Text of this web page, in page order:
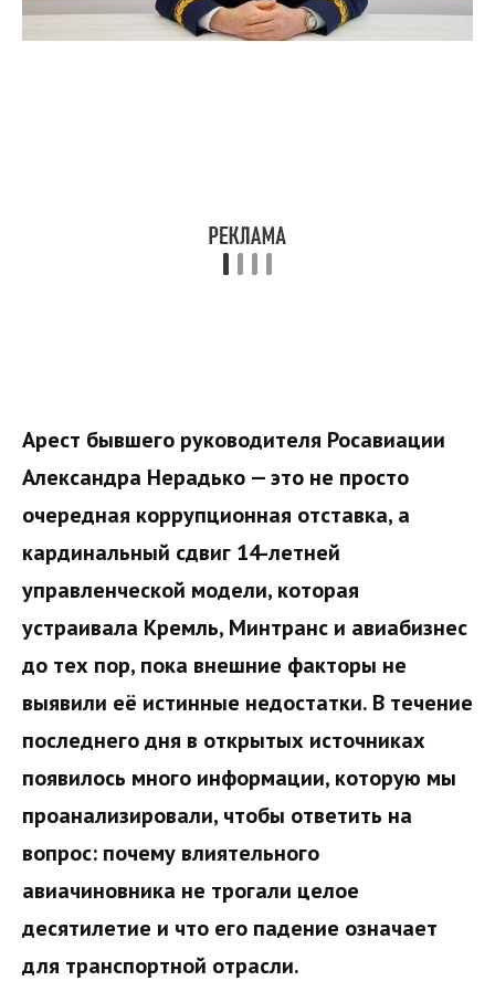
Арест бывшего руководителя Росавиации
Александра Нерадько — это не просто
очередная коррупционная отставка, а
кардинальный сдвиг 14-летней
управленческой модели, которая
устраивала Кремль, Минтранс и авиабизнес
до тех пор, пока внешние факторы не
выявили её истинные недостатки. В течение
последнего дня в открытых источниках
появилось много информации, которую мы
проанализировали, чтобы ответить на
вопрос: почему влиятельного
авиачиновника не трогали целое
десятилетие и что его падение означает
для транспортной отрасли.